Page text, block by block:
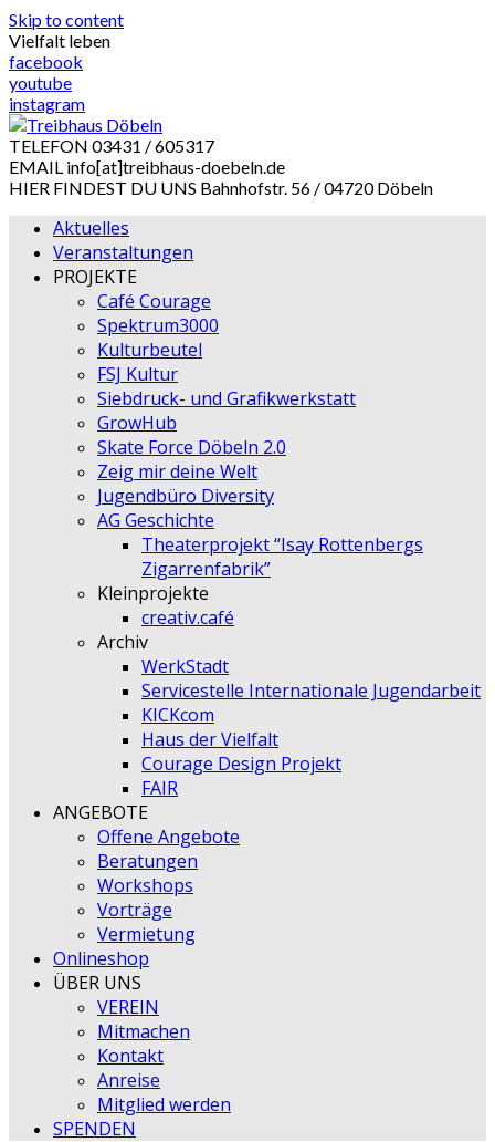
Skip to content
Vielfalt leben
facebook
youtube
instagram
TELEFON 03431 / 605317
EMAIL info[at]treibhaus-doebeln.de
HIER FINDEST DU UNS Bahnhofstr. 56 / 04720 Döbeln
Aktuelles
Veranstaltungen
PROJEKTE
Café Courage
Spektrum3000
Kulturbeutel
FSJ Kultur
Siebdruck- und Grafikwerkstatt
GrowHub
Skate Force Döbeln 2.0
Zeig mir deine Welt
Jugendbüro Diversity
AG Geschichte
Theaterprojekt “Isay Rottenbergs
Zigarrenfabrik”
Kleinprojekte
creativ.café
Archiv
WerkStadt
Servicestelle Internationale Jugendarbeit
KICKcom
Haus der Vielfalt
Courage Design Projekt
FAIR
ANGEBOTE
Offene Angebote
Beratungen
Workshops
Vorträge
Vermietung
Onlineshop
ÜBER UNS
VEREIN
Mitmachen
Kontakt
Anreise
Mitglied werden
SPENDEN